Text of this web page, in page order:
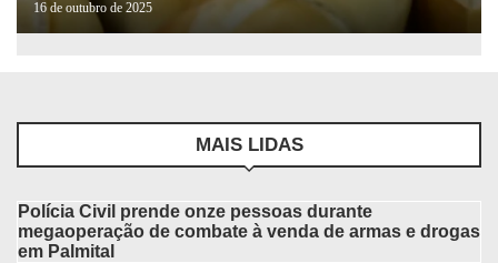
16 de outubro de 2025
MAIS LIDAS
Polícia Civil prende onze pessoas durante
megaoperação de combate à venda de armas e drogas
em Palmital